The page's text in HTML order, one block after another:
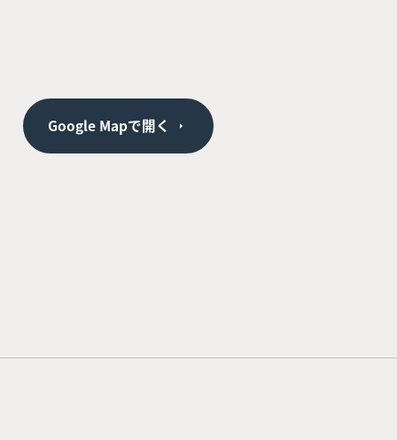
Google Mapで開く